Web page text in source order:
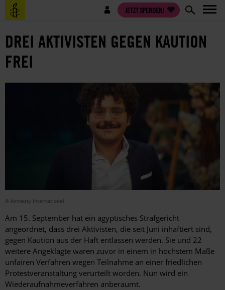
Direkt
zum
Benutzermenü JETZT SPENDEN!
DREI AKTIVISTEN GEGEN KAUTION
FREI
© Amnesty International
Am 15. September hat ein ägyptisches Strafgericht
angeordnet, dass drei Aktivisten, die seit Juni inhaftiert sind,
gegen Kaution aus der Haft entlassen werden. Sie und 22
weitere Angeklagte waren zuvor in einem in höchstem Maße
unfairen Verfahren wegen Teilnahme an einer friedlichen
Protestveranstaltung verurteilt worden. Nun wird ein
Wiederaufnahmeverfahren anberaumt.